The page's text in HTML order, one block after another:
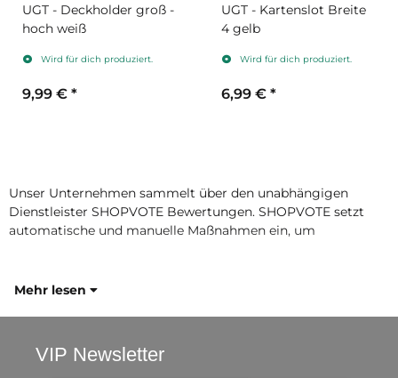
UGT - Deckholder groß -
hoch weiß
Wird für dich produziert.
9,99 € *
UGT - Kartenslot Breite
4 gelb
Wird für dich produziert.
6,99 € *
Unser Unternehmen sammelt über den unabhängigen
Dienstleister SHOPVOTE Bewertungen. SHOPVOTE setzt
automatische und manuelle Maßnahmen ein, um
Mehr lesen
VIP Newsletter